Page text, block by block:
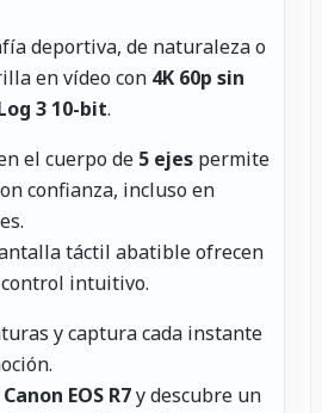
deportiva, de naturaleza o
en vídeo con 4K 60p sin
3 10-bit.
el cuerpo de 5 ejes permite
confianza, incluso en
táctil abatible ofrecen
intuitivo.
y captura cada instante
EOS R7y descubre un